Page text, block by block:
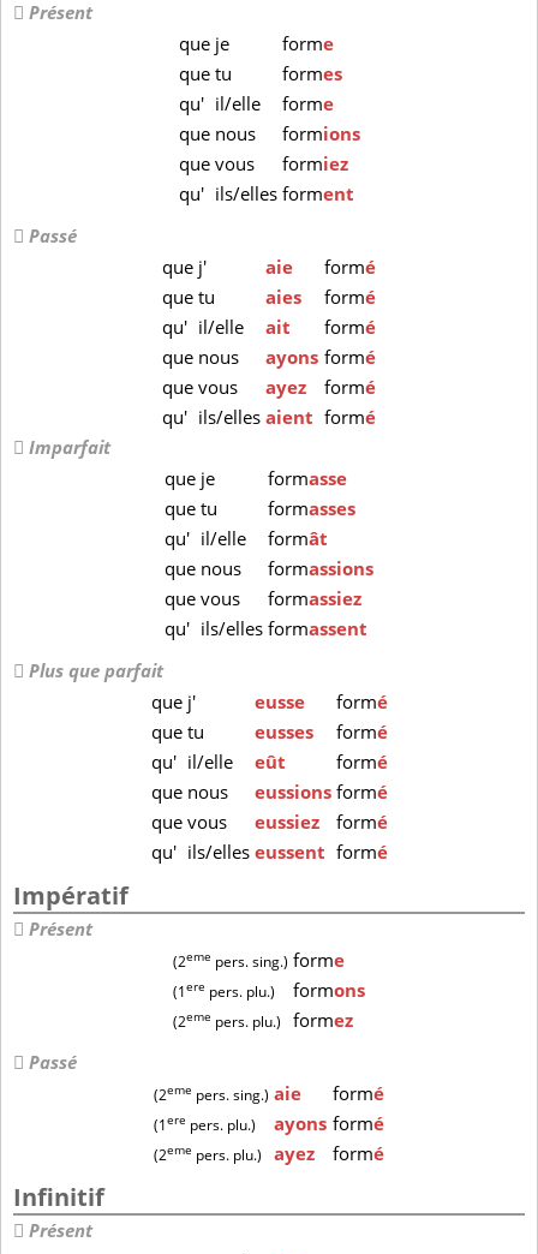
Présent
que je forme
que tu formes
qu' il/elle forme
que nous formions
que vous formiez
qu' ils/elles forment
Passé
que j' aie formé
quetu aies formé
qu' il/elle ait formé
que nous ayons formé
quevous ayez formé
qu' ils/ellesaient formé
Imparfait
que je formasse
quetu formasses
qu' il/elle formât
que nous formassions
quevous formassiez
qu' ils/ellesformassent
Plus que parfait
que j' eusse formé
que tu eusses formé
qu' il/elle eût formé
que nous eussions formé
que vous eussiez formé
qu' ils/elles eussent formé
Impératif
Présent
(2eme pers. sing.) forme
(1ere pers. plu.) formons
(2eme pers. plu.) formez
Passé
(2eme pers. sing.) aie formé
(1ere pers. plu.) ayons formé
(2eme pers. plu.) ayez formé
Infinitif
Présent